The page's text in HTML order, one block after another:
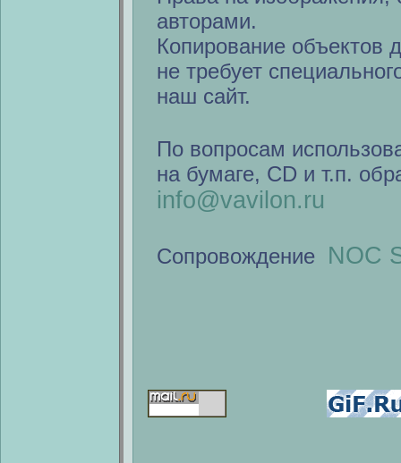
авторами.
Копирование объектов
не требует
наш сайт.
По вопросам
на бумаге, CD и т.п.
info@vavilon.ru
Сопровождение NOC